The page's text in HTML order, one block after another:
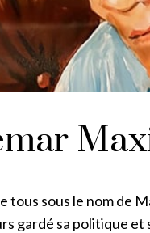
tous sous le nom de
gardé sa politique et